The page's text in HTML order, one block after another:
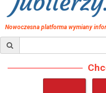
Nowoczesna platforma wymiany